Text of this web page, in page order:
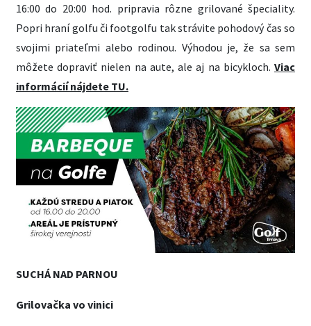
16:00 do 20:00 hod. pripravia rôzne grilované špeciality.
Popri hraní golfu či footgolfu tak strávite pohodový čas so
svojimi priateľmi alebo rodinou. Výhodou je, že sa sem
môžete dopraviť nielen na aute, ale aj na bicykloch. Viac
informácií nájdete TU.
SUCHÁ NAD PARNOU
Grilovačka vo vinici